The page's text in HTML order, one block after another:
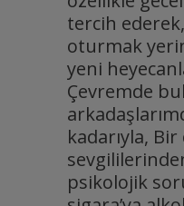
tercih
oturmak
yeni
Çevremde
kadarıyla,
psikolojik